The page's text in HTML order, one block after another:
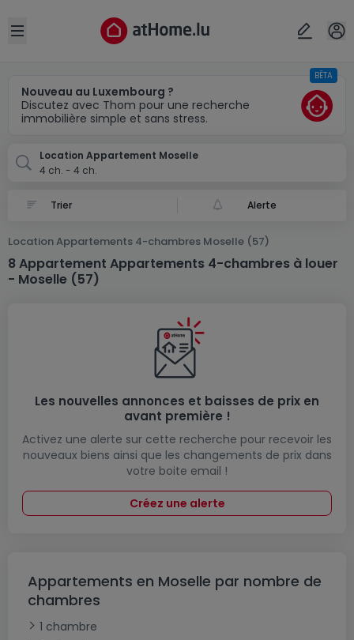
Open sidebar
Nouveau au Luxembourg ?
Discutez avec Thom pour une recherche
immobilière simple et sans stress.
BÊTA
Location Appartement Moselle
4 ch. - 4 ch.
Alerte
Location Appartements 4-chambres Moselle (57)
8 Appartement Appartements 4-chambres à louer
- Moselle (57)
Les nouvelles annonces et baisses de prix en
avant première !
Activez une alerte sur cette recherche pour recevoir les
nouveaux biens ainsi que les changements de prix dans
votre boite email !
Créez une alerte
Appartements en Moselle par nombre de
chambres
1 chambre
Localité(s)
Annuler OK